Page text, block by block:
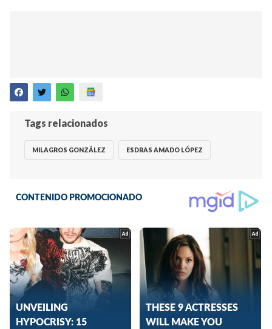
Tags relacionados
MILAGROS GONZÁLEZ ESDRAS AMADO LÓPEZ